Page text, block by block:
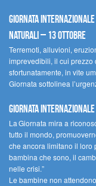
Giornata
naturali – 13 ottobre
Terremoti, alluvioni,
imprevedibili, il cui prezzo
sfortunatamente, in vite
Giornata sottolinea
Giornata
La Giornata mira a
tutto il mondo,
che ancora limitano il loro
bambina che sono, il
nelle crisi.”
Le bambine non